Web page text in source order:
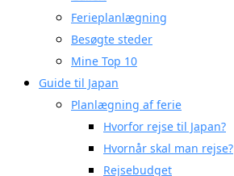
Ferieplanlægning
Besøgte steder
Mine Top 10
Guide til Japan
Planlægning af ferie
Hvorfor rejse til Japan?
Hvornår skal man rejse?
Rejsebudget